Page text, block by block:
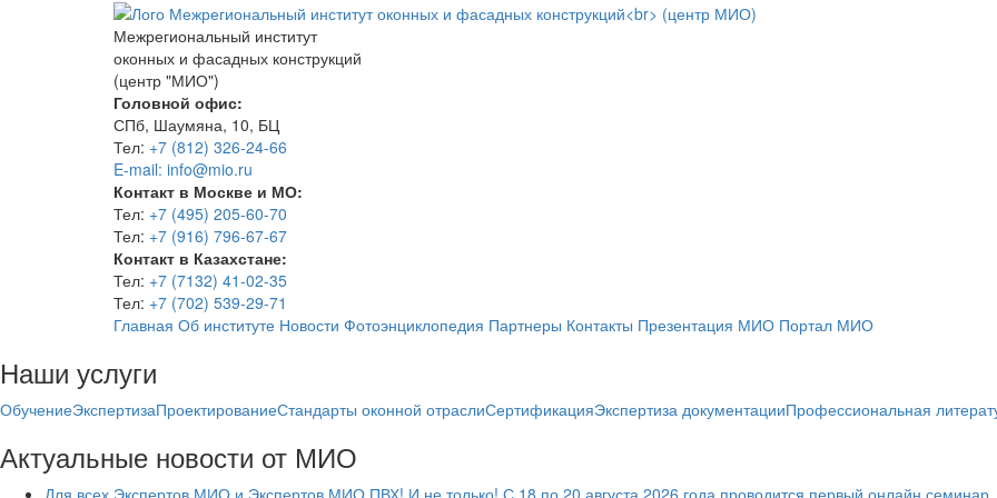
Межрегиональный институт
оконных и фасадных конструкций
(центр "МИО")
Головной офис:
СПб, Шаумяна, 10, БЦ
Тел: +7 (812) 326-24-66
E-mail: info@mio.ru
Контакт в Москве и МО:
Тел: +7 (495) 205-60-70
Тел: +7 (916) 796-67-67
Контакт в Казахстане:
Тел: +7 (7132) 41-02-35
Тел: +7 (702) 539-29-71
Главная Об институте Новости Фотоэнциклопедия Партнеры Контакты Презентация МИО Портал МИО
Наши услуги
ОбучениеЭкспертизаПроектированиеСтандарты оконной отраслиСертификацияЭкспертиза документацииПрофессиональная
Актуальные новости от МИО